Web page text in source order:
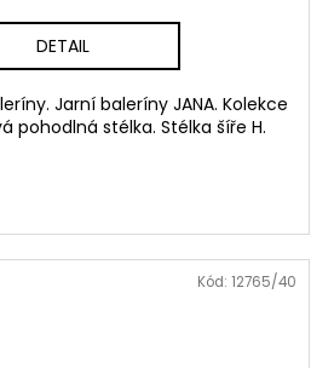
DETAIL
Jarní baleríny JANA. Kolekce
pohodlná stélka. Stélka šíře H.
Kód: 12765/40